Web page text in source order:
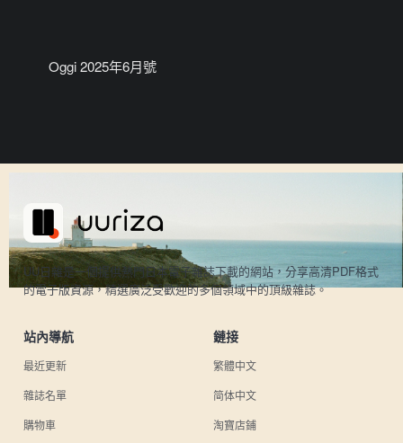
Oggi 2025年6月號
UU日雜是一個提供熱門日本電子雜誌下載的網站，分享高清PDF格式
的電子版資源，精選廣泛受歡迎的多個領域中的頂級雜誌。
站內導航
最近更新
雜誌名單
購物車
鏈接
繁體中文
简体中文
淘寶店鋪